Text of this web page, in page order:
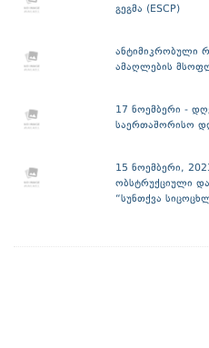
გეგმა (ESCP)
ანტიმიკრობული
ამაღლების
17 ნოემბერი -
საერთაშორისო
15 ნოემბერი,
ობსტრუქციული
“სუნთქვა